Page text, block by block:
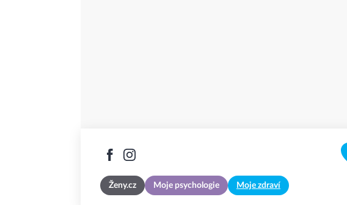
Ženy.cz Moje psychologie Moje zdraví